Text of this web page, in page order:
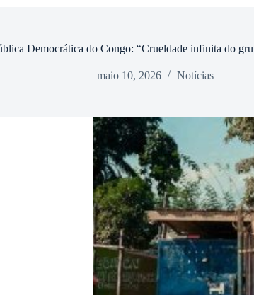
Democrática do Congo: “Crueldade infinita do
maio 10, 2026 Notícias